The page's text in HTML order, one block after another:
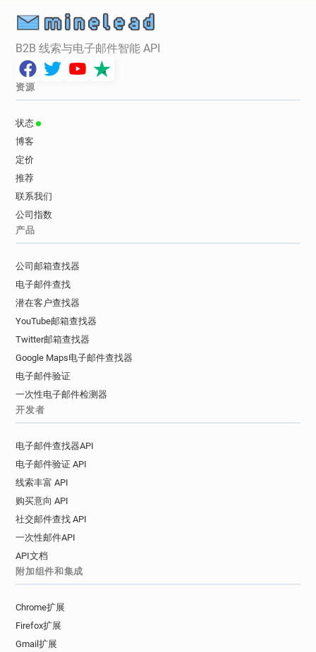
B2B 线索与电子邮件智能 API
资源
状态
博客
定价
推荐
联系我们
公司指数
产品
公司邮箱查找器
电子邮件查找
潜在客户查找器
YouTube邮箱查找器
Twitter邮箱查找器
Google Maps电子邮件查找器
电子邮件验证
一次性电子邮件检测器
开发者
电子邮件查找器API
电子邮件验证 API
线索丰富 API
购买意向 API
社交邮件查找 API
一次性邮件API
API文档
附加组件和集成
Chrome扩展
Firefox扩展
Gmail扩展